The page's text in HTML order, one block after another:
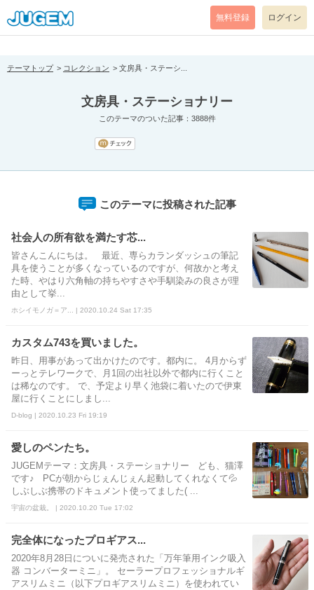
[pear_error: message="Success" code=0 mode=return level=notice
prefix="" info=""]
無料登録 ログイン
テーマトップ コレクション 文房具・ステーシ...
文房具・ステーショナリー
このテーマのついた記事：3888件
このテーマに投稿された記事
社会人の所有欲を満たす芯...
皆さんこんにちは。 最近、専らカランダッシュの筆記
具を使うことが多くなっているのですが、何故かと考え
た時、やはり六角軸の持ちやすさや手馴染みの良さが理
由として挙...
ホシイモノガ＝ア... | 2020.10.24 Sat 17:35
カスタム743を買いました。
昨日、用事があって出かけたのです。都内に。 4月からず
ーっとテレワークで、月1回の出社以外で都内に行くこと
は稀なのです。 で、予定より早く池袋に着いたので伊東
屋に行くことにしまし...
D-blog | 2020.10.23 Fri 19:19
愛しのペンたち。
JUGEMテーマ：文房具・ステーショナリー ども、猫澤
です♪ PCが朝からじぇんじぇん起動してくれなくて💦
しぶしぶ携帯のドキュメント使ってました( ...
宇宙の盆栽。 | 2020.10.20 Tue 17:02
完全体になったプロギアス...
2020年8月28日についに発売された「万年筆用インク吸入
器 コンバーターミニ」。 セーラープロフェッショナルギ
アスリムミニ（以下プロギアスリムミニ）を使われてい